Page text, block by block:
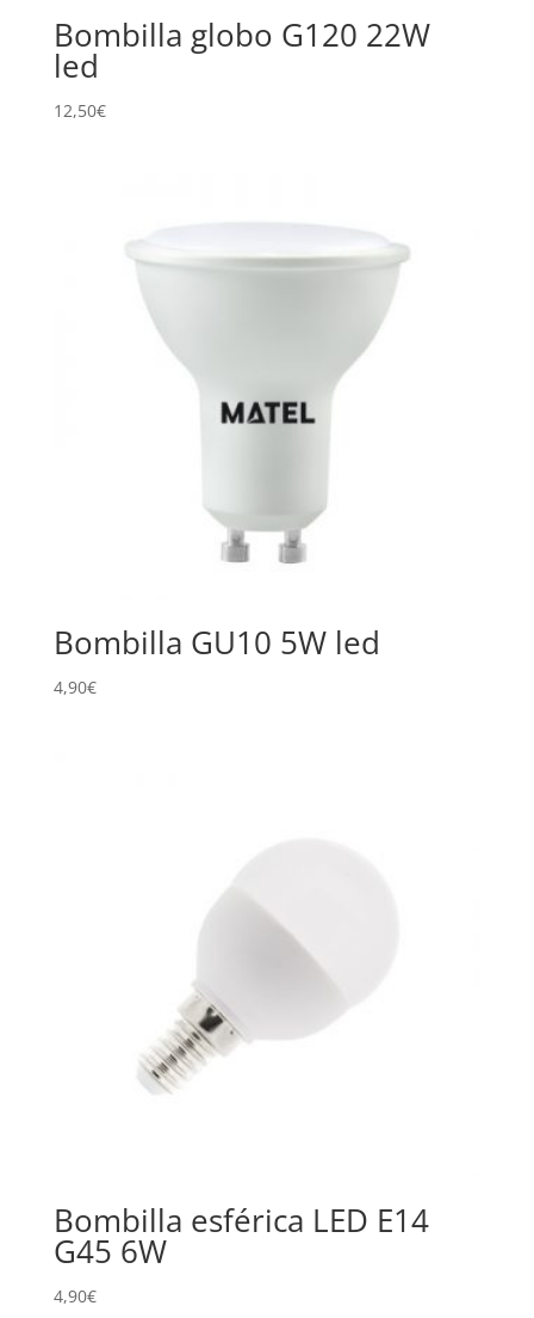
Bombilla globo G120 22W
led
12,50€
Bombilla GU10 5W led
4,90€
Bombilla esférica LED E14
G45 6W
4,90€